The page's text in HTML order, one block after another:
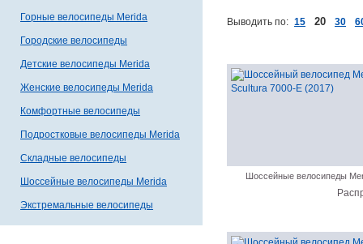
Горные велосипеды Merida
Городские велосипеды
Детские велосипеды Merida
Женские велосипеды Merida
Комфортные велосипеды
Подростковые велосипеды Merida
Складные велосипеды
Шоссейные велосипеды Merida
Экстремальные велосипеды
Выводить по: 15 20 30
Шоссейные велосипеды